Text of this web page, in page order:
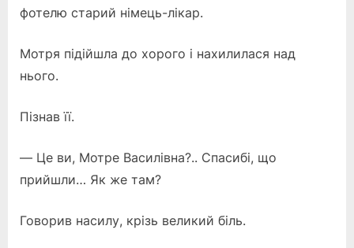
фотелю старий німець-лікар.
Мотря підійшла до хорого і нахилилася над
нього.
Пізнав її.
— Це ви, Мотре Василівна?.. Спасибі, що
прийшли… Як же там?
Говорив насилу, крізь великий біль.